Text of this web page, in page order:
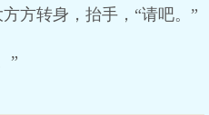
方转身，抬手，“请吧。”
”